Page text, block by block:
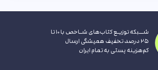
شــبکه توزیـع کتاب‌های شـاخص با ۱۰ تا
۲۵ درصد تخفیف همیشگی ارسال
کم‌هزینه پستی به تمام ایران